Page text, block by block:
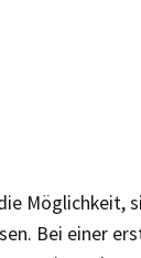
Möglichkeit,
Bei einer